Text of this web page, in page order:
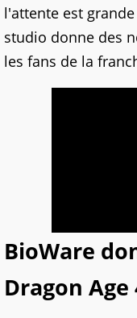
l'attente est
studio donne des
les fans de la
BioWare
Dragon Age